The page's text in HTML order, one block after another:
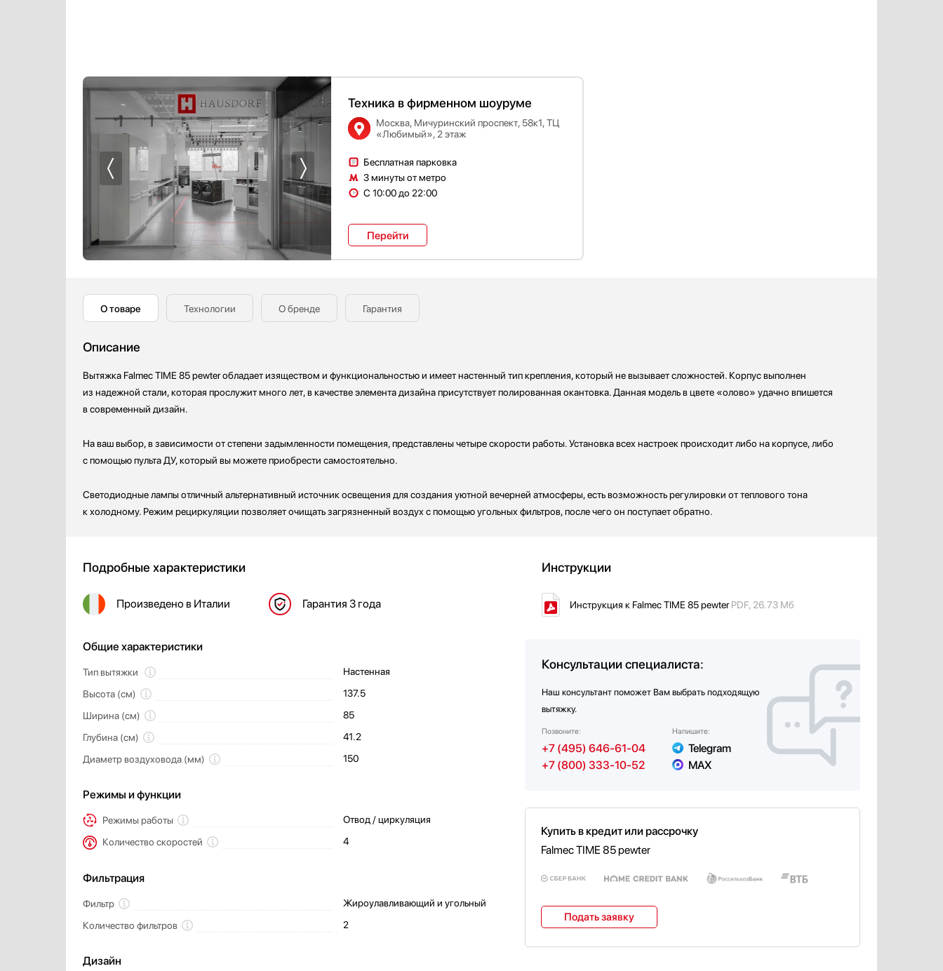
Смесители
Соковыжималки
Стаканомоечные машины
Стиральные машины
Сушильные машины
Телевизоры
Тостеры
Увлажнители воздуха
Фены
Холодильники
Хьюмидоры
Чайники
Техника в фирменном шоуруме
Москва, Мичуринский проспект, 58к1, ТЦ
«Любимый», 2 этаж
Бесплатная парковка
3 минуты от метро
С 10:00 до 22:00
Перейти
О товаре Технологии О бренде Гарантия
Описание
Вытяжка Falmec TIME 85 pewter обладает изяществом и функциональностью и имеет настенный тип крепления, который не вызывает сложностей. Корпус выполнен
из надежной стали, которая прослужит много лет, в качестве элемента дизайна присутствует полированная окантовка. Данная модель в цвете «олово» удачно впишется
в современный дизайн.
На ваш выбор, в зависимости от степени задымленности помещения, представлены четыре скорости работы. Установка всех настроек происходит либо на корпусе, либо
с помощью пульта ДУ, который вы можете приобрести самостоятельно.
Светодиодные лампы отличный альтернативный источник освещения для создания уютной вечерней атмосферы, есть возможность регулировки от теплового тона
к холодному. Режим рециркуляции позволяет очищать загрязненный воздух с помощью угольных фильтров, после чего он поступает обратно.
Подробные характеристики
Произведено в Италии Гарантия 3 года
Общие характеристики
Тип вытяжки
Настенная
Высота (см)
137.5
Ширина (см)
85
Глубина (см)
41.2
Диаметр воздуховода (мм)
150
Режимы и функции
Режимы работы Отвод / циркуляция
Количество скоростей 4
Фильтрация
Фильтр
Жироулавливающий и угольный
Количество фильтров
2
Дизайн
Инструкции
Инструкция к Falmec TIME 85 pewterPDF, 26.73 Мб
Консультации специалиста:
Наш консультант поможет Вам выбрать подходящую
вытяжку.
Позвоните:
+7 (495) 646-61-04
+7 (800) 333-10-52
Напишите:
Telegram
MAX
Купить в кредит или рассрочку
Falmec TIME 85 pewter
Подать заявку